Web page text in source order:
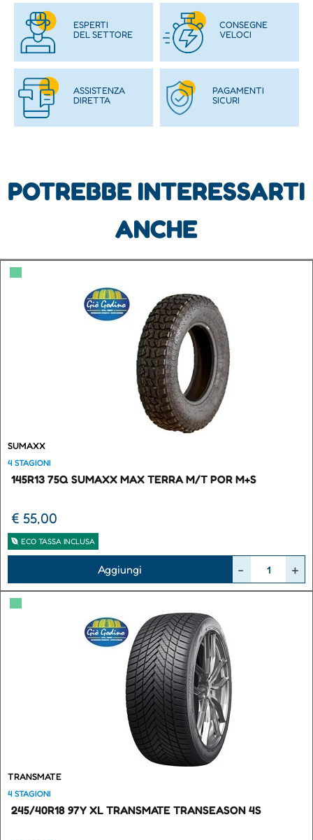
ESPERTI
DEL SETTORE
CONSEGNE
VELOCI
ASSISTENZA
DIRETTA
PAGAMENTI
SICURI
POTREBBE INTERESSARTI
ANCHE
▀
SUMAXX
4 STAGIONI
145R13 75Q SUMAXX MAX TERRA M/T POR M+S
€ 55,00
ECO TASSA INCLUSA
Aggiungi
▀
TRANSMATE
4 STAGIONI
245/40R18 97Y XL TRANSMATE TRANSEASON 4S